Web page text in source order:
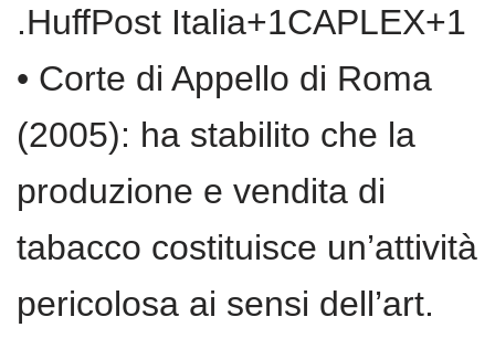
.HuffPost Italia+1CAPLEX+1
• Corte di Appello di Roma
(2005): ha stabilito che la
produzione e vendita di
tabacco costituisce un’attività
pericolosa ai sensi dell’art.